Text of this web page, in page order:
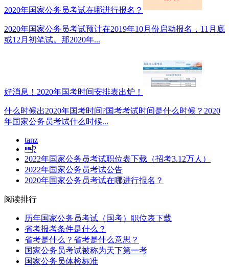
2020年国家公务员考试在哪进行报名？
2020年国家公务员考试预计在2019年10月份启动报名，11月底
或12月初笔试。那2020年...
好消息！2020年国考时间安排表出炉！
什么时候出2020年国考时间?国考考试时间是什么时候？2020
年国家公务员考试什么时候...
tanz
?
2022年国家公务员考试职位表下载（招考3.12万人）
2022年国家公务员考试公告
2020年国家公务员考试在哪进行报名？
阅读排行
历年国家公务员考试（国考）职位表下载
省考报考条件是什么？
省考是什么？省考是什么意思？
国家公务员考试被称为天下第一考
国家公务员体检标准